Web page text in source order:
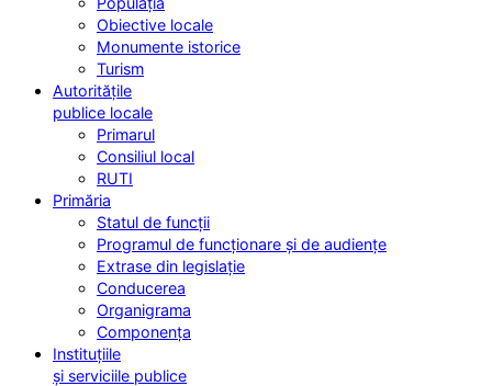
Obiective locale
Monumente istorice
Turism
Autoritățile
publice locale
Primarul
Consiliul local
RUTI
Primăria
Statul de funcții
Programul de funcționare și de audiențe
Extrase din legislație
Conducerea
Organigrama
Componența
Instituțiile
și serviciile publice